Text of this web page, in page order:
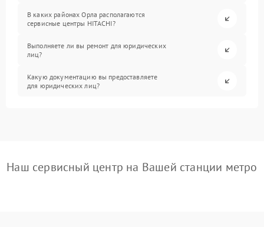
В каких районах Орла располагаются
сервисные центры HITACHI?
Выполняете ли вы ремонт для юридических
лиц?
Какую документацию вы предоставляете
для юридических лиц?
Наш сервисный центр на Вашей станции метро